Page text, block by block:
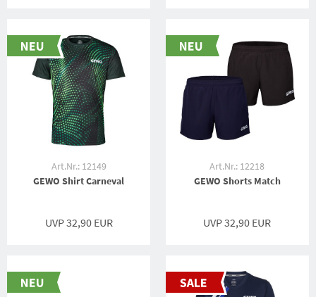
Art.Nr.: 12149
GEWO Shirt Carneval
UVP 32,90 EUR
Art.Nr.: 12218
GEWO Shorts Match
UVP 32,90 EUR